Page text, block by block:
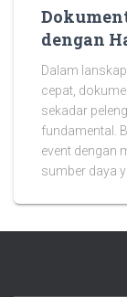
dengan
Dalam
cepat,
sekadar
fundamental.
event dengan
sumber daya